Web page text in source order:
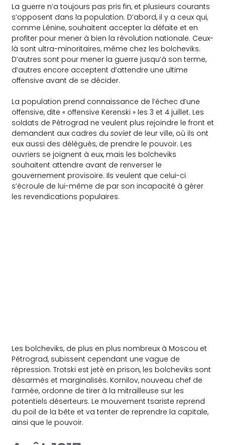
La guerre n’a toujours pas pris fin, et plusieurs courants
s’opposent dans la population. D’abord, il y a ceux qui,
comme Lénine, souhaitent accepter la défaite et en
profiter pour mener à bien la révolution nationale. Ceux-
là sont ultra-minoritaires, même chez les bolcheviks.
D’autres sont pour mener la guerre jusqu’à son terme,
d’autres encore acceptent d’attendre une ultime
offensive avant de se décider.
La population prend connaissance de l’échec d’une
offensive, dite « offensive Kerenski » les 3 et 4 juillet. Les
soldats de Pétrograd ne veulent plus rejoindre le front et
demandent aux cadres dusoviet de leur ville, où ils ont
eux aussi des délégués, de prendre le pouvoir. Les
ouvriers se joignent à eux, mais les bolcheviks
souhaitent attendre avant de renverser le
gouvernement provisoire. Ils veulent que celui-ci
s’écroule de lui-même de par son incapacité à gérer
les revendications populaires.
Les bolcheviks, de plus en plus nombreux à Moscou et
Pétrograd, subissent cependant une vague de
répression. Trotski est jeté en prison, les bolcheviks sont
désarmés et marginalisés. Kornilov, nouveau chef de
l’armée, ordonne de tirer à la mitrailleuse sur les
potentiels déserteurs. Le mouvement tsariste reprend
du poil de la bête et va tenter de reprendre la capitale,
ainsi que le pouvoir.